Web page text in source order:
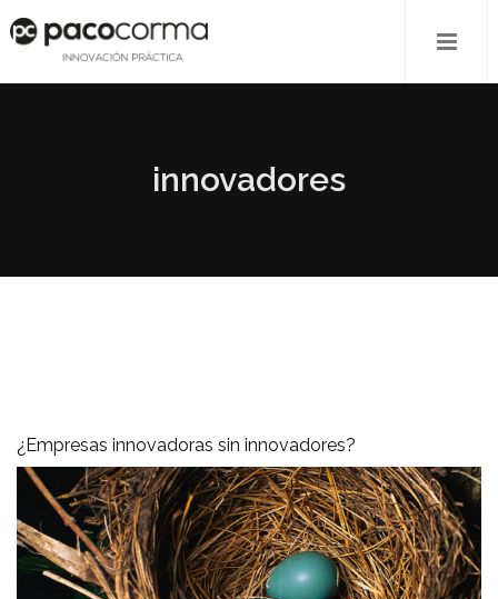
innovadores
¿Empresas innovadoras sin innovadores?